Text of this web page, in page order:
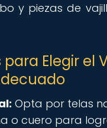
y piezas de
para Elegir el
Opta por telas
o cuero para